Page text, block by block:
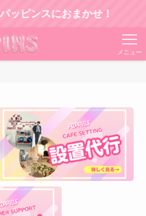
におまかせ！
メニュー